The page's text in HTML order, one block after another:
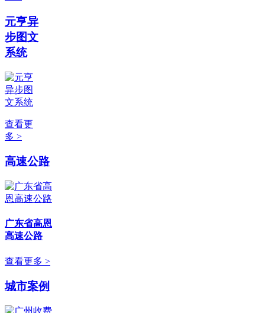
元亨异
步图文
系统
查看更
多 >
高速公路
广东省高恩
高速公路
查看更多 >
城市案例